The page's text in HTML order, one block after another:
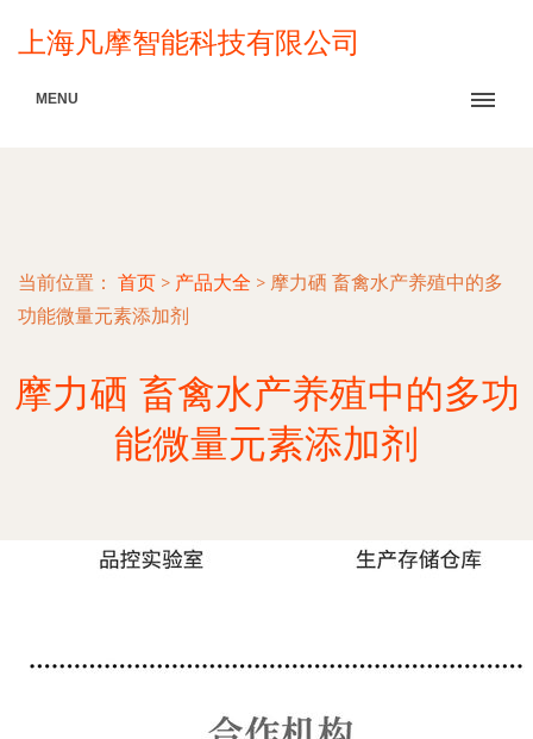
上海凡摩智能科技有限公司
MENU
当前位置： 首页 > 产品大全 > 摩力硒 畜禽水产养殖中的多
功能微量元素添加剂
摩力硒 畜禽水产养殖中的多功
能微量元素添加剂